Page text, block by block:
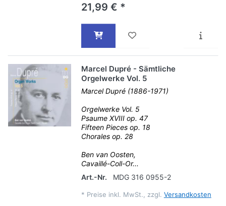
21,99 € *
Marcel Dupré - Sämtliche
Orgelwerke Vol. 5
Marcel Dupré (1886-1971)
Orgelwerke Vol. 5
Psaume XVIII op. 47
Fifteen Pieces op. 18
Chorales op. 28
Ben van Oosten,
Cavaillé-Coll-Or...
Art.-Nr.
MDG 316 0955-2
* Preise inkl. MwSt., zzgl. Versandkosten